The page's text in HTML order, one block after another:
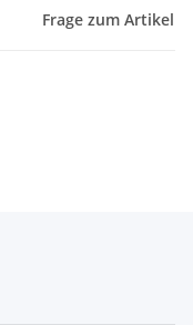
Frage zum Artikel